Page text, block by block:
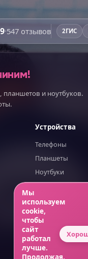
·547 отзывов 2ГИС
планшетов и ноутбуков.
Устройства
Телефоны
Планшеты
Ноутбуки
Публичная
Обработка ПД
Мы
используем
cookie,
чтобы
сайт
работал
лучше.
Продолжая,
ИИ-помощник